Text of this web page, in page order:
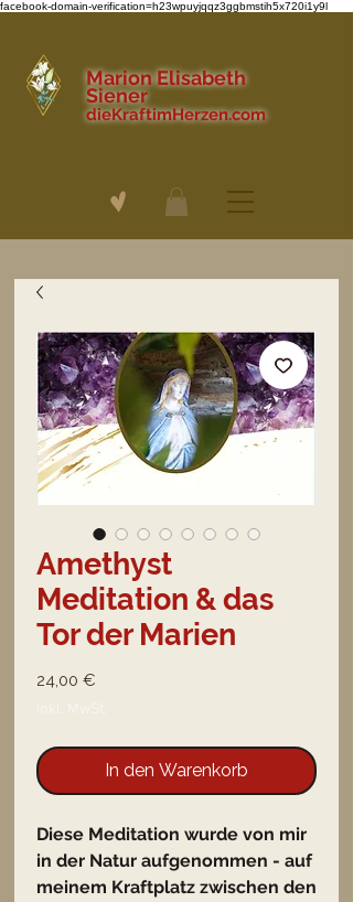
facebook-domain-verification=h23wpuyjqqz3ggbmstih5x720i1y9l
Marion Elisabeth
Siener
dieKraftimHerzen.com
Amethyst
Meditation & das
Tor der Marien
24,00 €
inkl. MwSt.
In den Warenkorb
Diese Meditation wurde von mir
in der Natur aufgenommen - auf
meinem Kraftplatz zwischen den